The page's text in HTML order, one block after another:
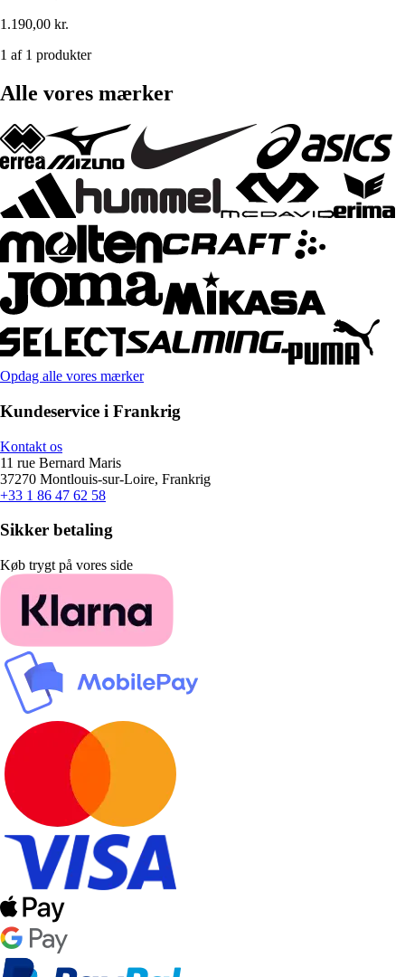
1.190,00 kr.
1 af 1 produkter
Alle vores mærker
Opdag alle vores mærker
Kundeservice i Frankrig
Kontakt os
11 rue Bernard Maris
37270 Montlouis-sur-Loire, Frankrig
+33 1 86 47 62 58
Sikker betaling
Køb trygt på vores side